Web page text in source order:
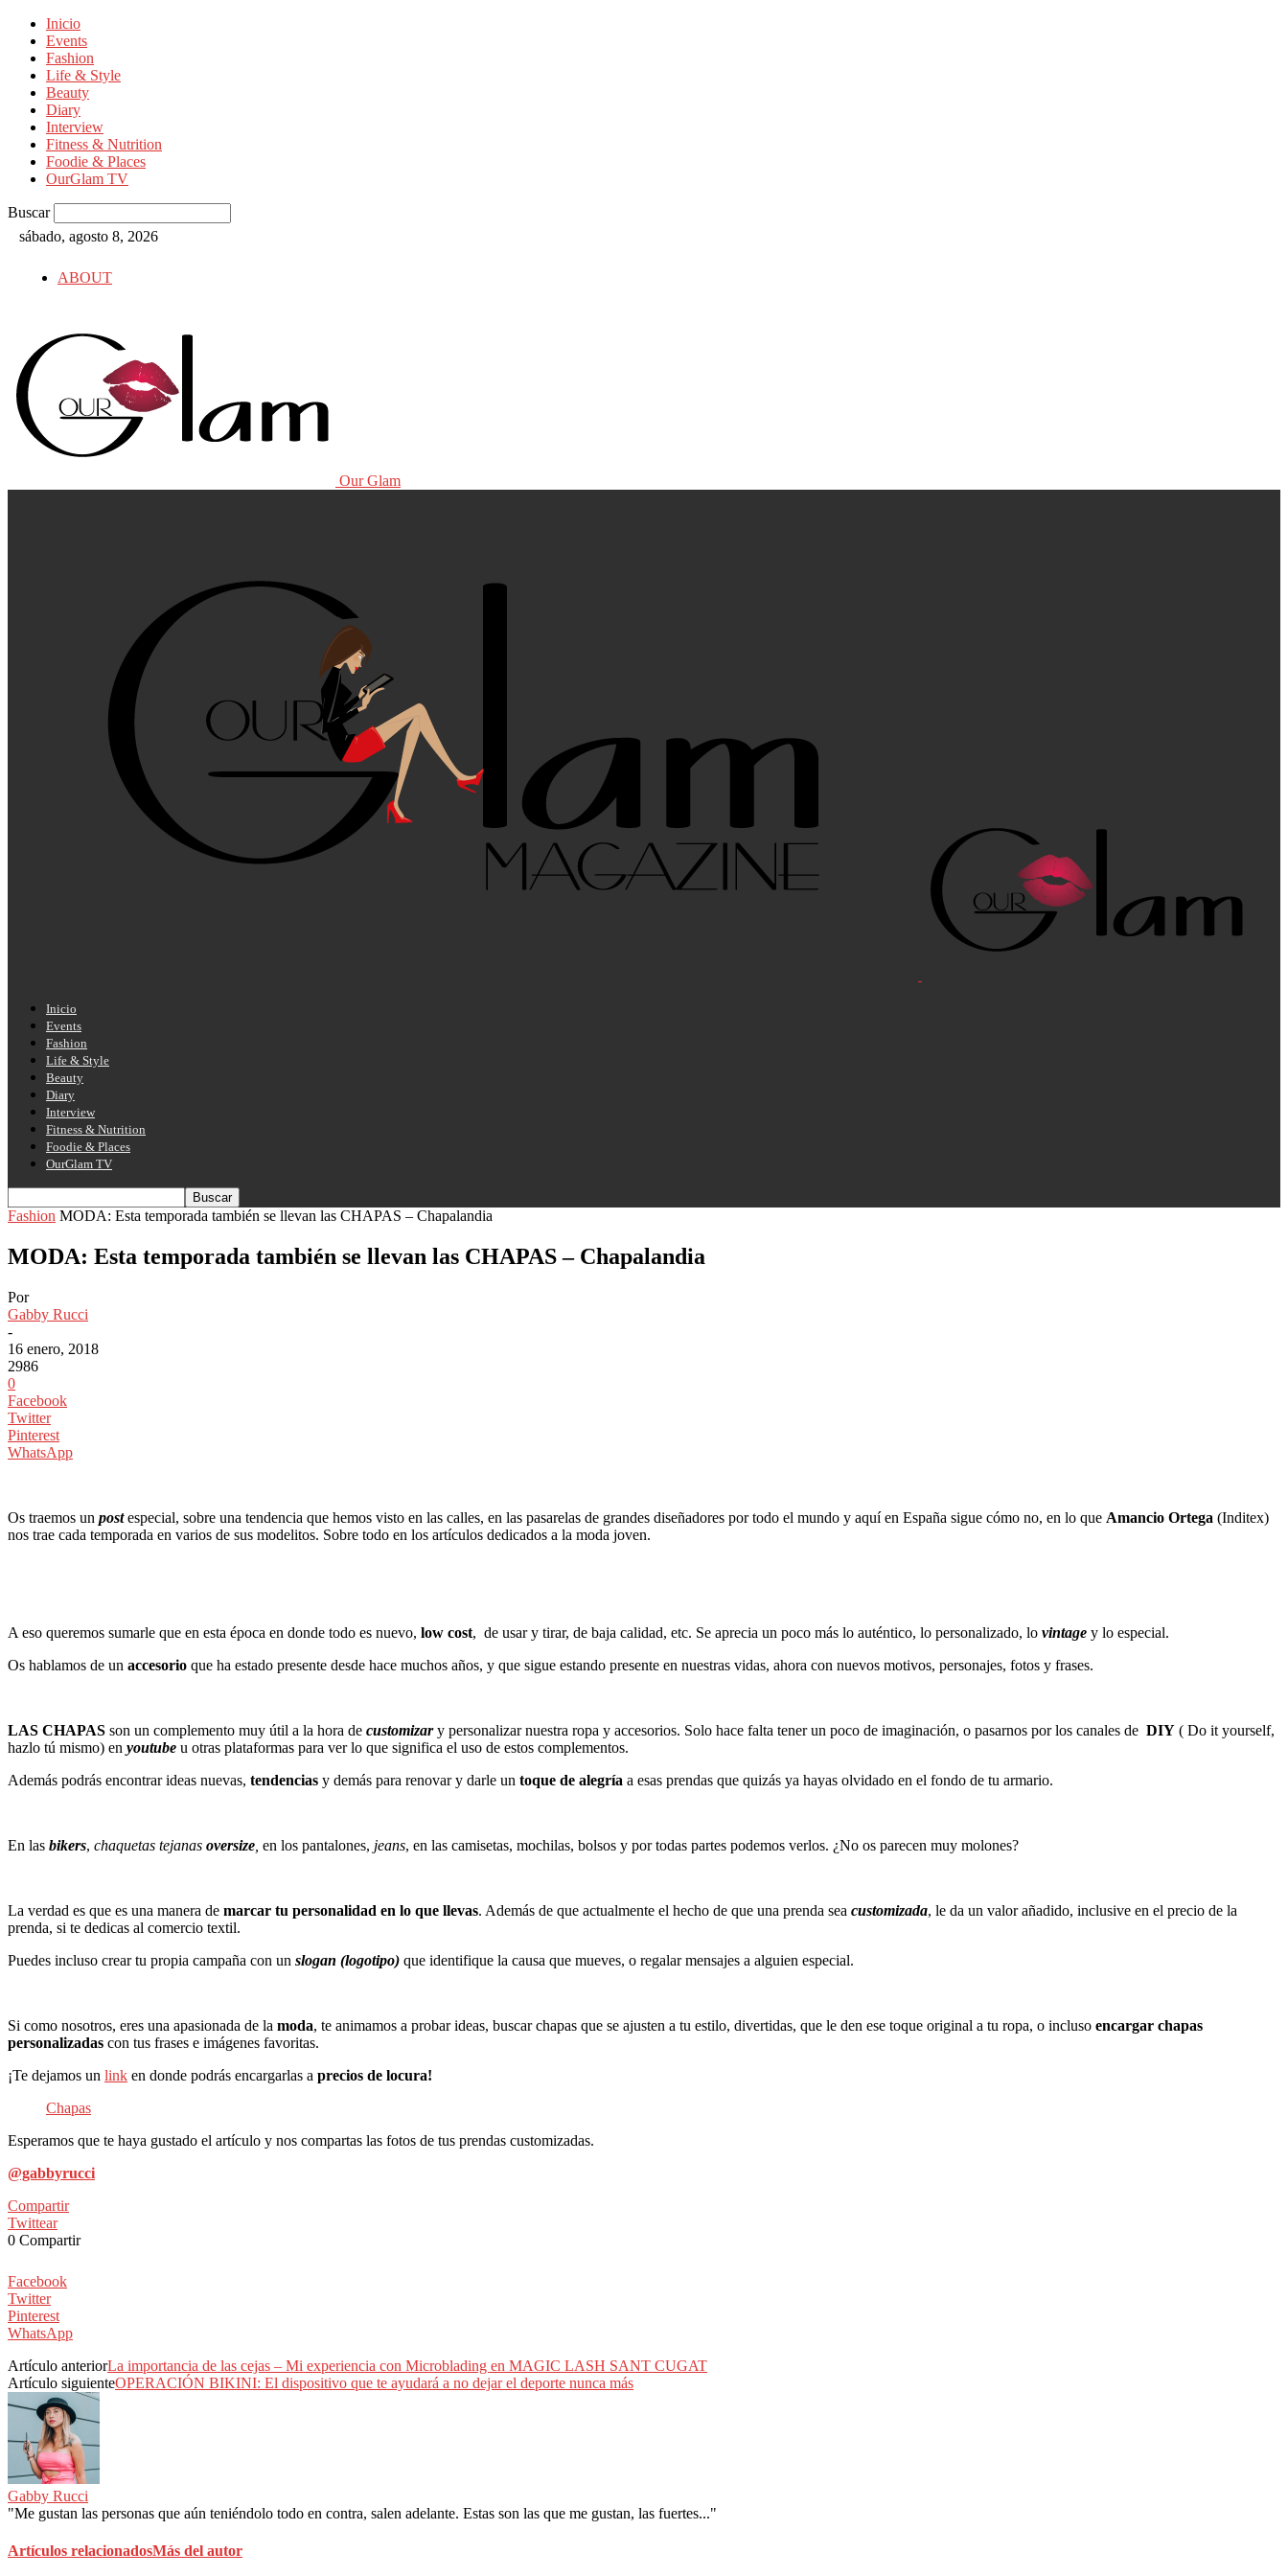
Inicio
Events
Fashion
Life & Style
Beauty
Diary
Interview
Fitness & Nutrition
Foodie & Places
OurGlam TV
Buscar
sábado, agosto 8, 2026
ABOUT
Our Glam
Inicio
Events
Fashion
Life & Style
Beauty
Diary
Interview
Fitness & Nutrition
Foodie & Places
OurGlam TV
Fashion MODA: Esta temporada también se llevan las CHAPAS – Chapalandia
MODA: Esta temporada también se llevan las CHAPAS – Chapalandia
Por
Gabby Rucci
-
16 enero, 2018
2986
0
Facebook
Twitter
Pinterest
WhatsApp
Os traemos un postespecial, sobre una tendencia que hemos visto en las calles, en las pasarelas de grandes diseñadores por todo el mundo y aquí en España sigue cómo no, en lo que Amancio Ortega (Inditex)
nos trae cada temporada en varios de sus modelitos. Sobre todo en los artículos dedicados a la moda joven.
A eso queremos sumarle que en esta época en donde todo es nuevo, low cost, de usar y tirar, de baja calidad, etc. Se aprecia un poco más lo auténtico, lo personalizado, lo vintage y lo especial.
Os hablamos de un accesorio que ha estado presente desde hace muchos años, y que sigue estando presente en nuestras vidas, ahora con nuevos motivos, personajes, fotos y frases.
LAS CHAPAS son un complemento muy útil a la hora de customizary personalizar nuestra ropa y accesorios. Solo hace falta tener un poco de imaginación, o pasarnos por los canales de DIY ( Do it yourself,
hazlo tú mismo) en youtube u otras plataformas para ver lo que significa el uso de estos complementos.
Además podrás encontrar ideas nuevas, tendencias y demás para renovar y darle un toque de alegría a esas prendas que quizás ya hayas olvidado en el fondo de tu armario.
En las bikers, chaquetas tejanas oversize en los pantalones, jeans, en las camisetas, mochilas, bolsos y por todas partes podemos verlos. ¿No os parecen muy molones?
La verdad es que es una manera de marcar tu personalidad en lo que llevas. Además de que actualmente el hecho de que una prenda sea customizada, le da un valor añadido, inclusive en el precio de la
prenda, si te dedicas al comercio textil.
Puedes incluso crear tu propia campaña con un slogan (logotipo) que identifique la causa que mueves, o regalar mensajes a alguien especial.
Si como nosotros, eres una apasionada de la moda, te animamos a probar ideas, buscar chapas que se ajusten a tu estilo, divertidas, que le den ese toque original a tu ropa, o incluso encargar chapas
personalizadas con tus frases e imágenes favoritas.
¡Te dejamos un link en donde podrás encargarlas a precios de locura!
Chapas
Esperamos que te haya gustado el artículo y nos compartas las fotos de tus prendas customizadas.
@gabbyrucci
Compartir
Twittear
0 Compartir
Facebook
Twitter
Pinterest
WhatsApp
Artículo anteriorLa importancia de las cejas – Mi experiencia con Microblading en MAGIC LASH SANT CUGAT
Artículo siguienteOPERACIÓN BIKINI: El dispositivo que te ayudará a no dejar el deporte nunca más
Gabby Rucci
"Me gustan las personas que aún teniéndolo todo en contra, salen adelante. Estas son las que me gustan, las fuertes..."
Artículos relacionadosMás del autor